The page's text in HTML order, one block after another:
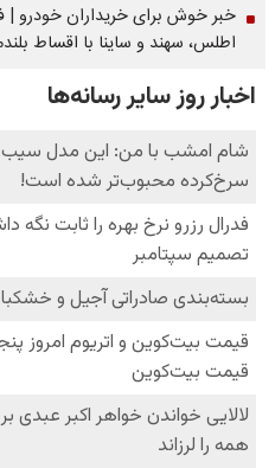
خبر خوش برای خریداران خودرو
اطلس، سهند و ساینا با اقساط